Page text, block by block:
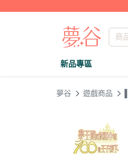
新品專區
夢谷 遊戲商品